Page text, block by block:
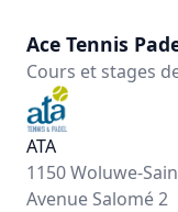
Ace Tennis
Cours et stages
ATA
1150 Woluwe-
Avenue Salomé 2